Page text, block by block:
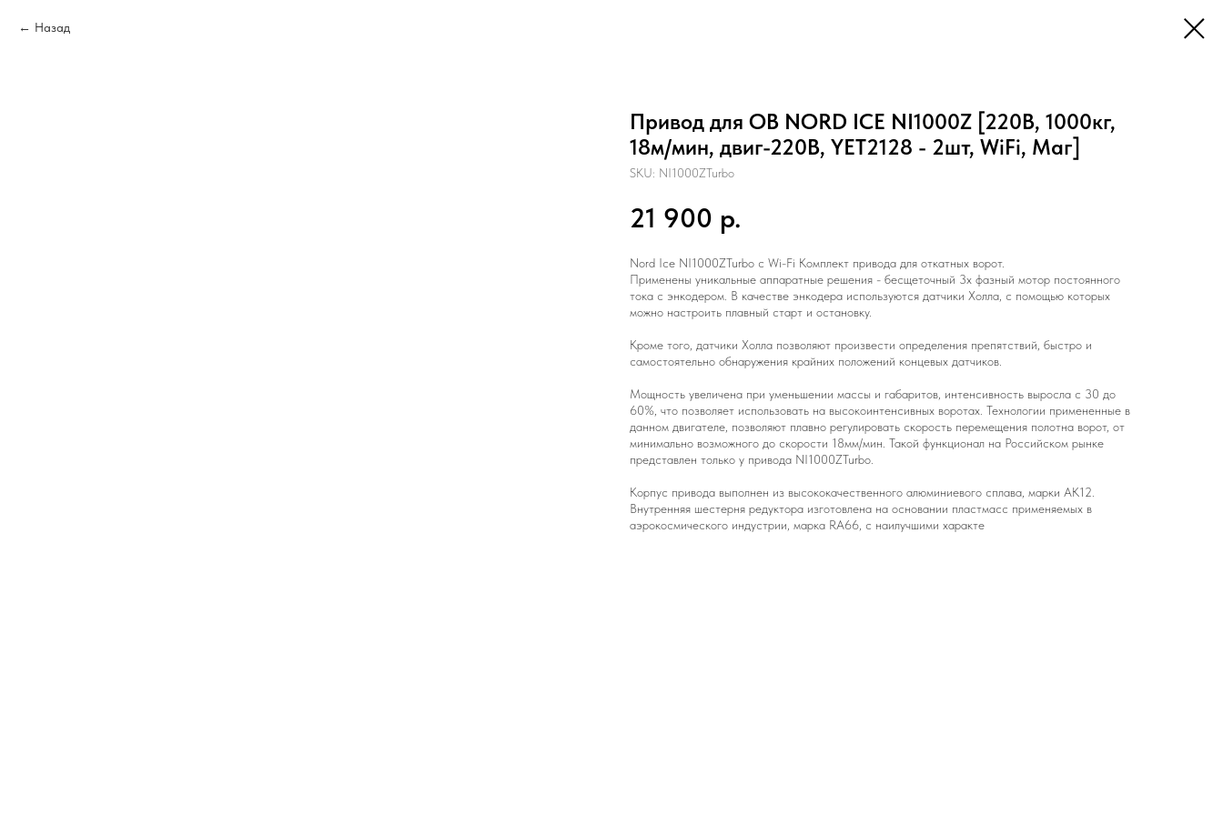
Назад
Привод для ОВ NORD ICE NI1000Z [220В, 1000кг,
18м/мин, двиг-220В, YET2128 - 2шт, WiFi, Маг]
SKU: NI1000ZTurbo
21 900 р.
Nord Ice NI1000ZTurbo с Wi-Fi Комплект привода для откатных ворот.
Применены уникальные аппаратные решения - бесщеточный 3х фазный мотор постоянного
тока с энкодером. В качестве энкодера используются датчики Холла, с помощью которых
можно настроить плавный старт и остановку.
Кроме того, датчики Холла позволяют произвести определения препятствий, быстро и
самостоятельно обнаружения крайних положений концевых датчиков.
Мощность увеличена при уменьшении массы и габаритов, интенсивность выросла с 30 до
60%, что позволяет использовать на высокоинтенсивных воротах. Технологии примененные в
данном двигателе, позволяют плавно регулировать скорость перемещения полотна ворот, от
минимально возможного до скорости 18мм/мин. Такой функционал на Российском рынке
представлен только у привода NI1000ZTurbo.
Корпус привода выполнен из высококачественного алюминиевого сплава, марки АК12.
Внутренняя шестерня редуктора изготовлена на основании пластмасс применяемых в
аэрокосмического индустрии, марка RA66, с наилучшими характе